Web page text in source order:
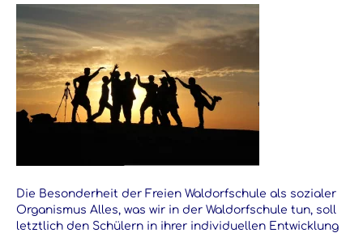
Die Besonderheit der Freien Waldorfschule als sozialer
Organismus Alles, was wir in der Waldorfschule tun, soll
letztlich den Schülern in ihrer individuellen Entwicklung